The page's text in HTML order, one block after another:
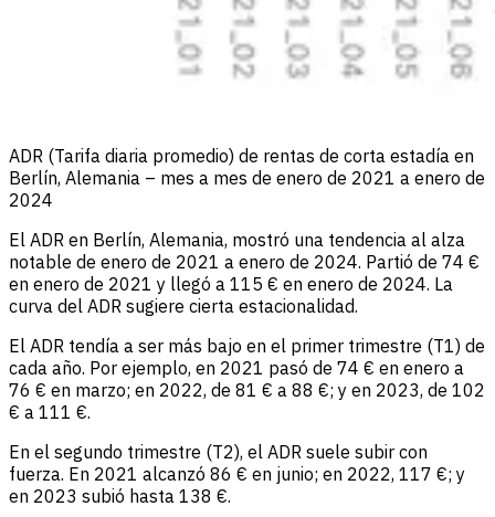
ADR (Tarifa diaria promedio) de rentas de corta estadía en
Berlín, Alemania – mes a mes de enero de 2021 a enero de
2024
El ADR en Berlín, Alemania, mostró una tendencia al alza
notable de enero de 2021 a enero de 2024. Partió de 74 €
en enero de 2021 y llegó a 115 € en enero de 2024. La
curva del ADR sugiere cierta estacionalidad.
El ADR tendía a ser más bajo en el primer trimestre (T1) de
cada año. Por ejemplo, en 2021 pasó de 74 € en enero a
76 € en marzo; en 2022, de 81 € a 88 €; y en 2023, de 102
€ a 111 €.
En el segundo trimestre (T2), el ADR suele subir con
fuerza. En 2021 alcanzó 86 € en junio; en 2022, 117 €; y
en 2023 subió hasta 138 €.